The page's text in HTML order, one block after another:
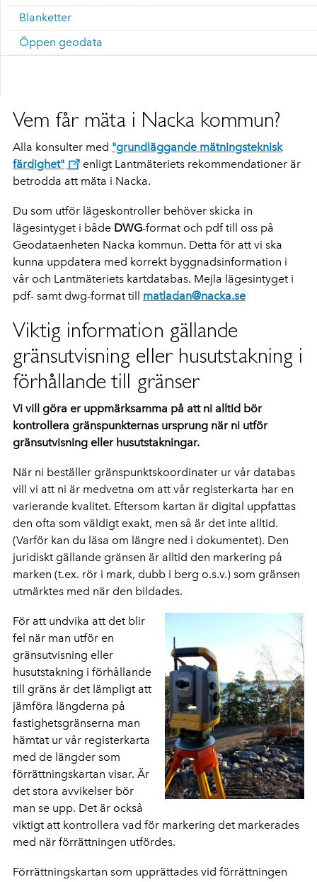
Blanketter
Öppen geodata
Vem får mäta i Nacka kommun?
Alla konsulter med "grundläggande mätningsteknisk
färdighet"
enligt Lantmäteriets rekommendationer är
betrodda att mäta i Nacka.
Du som utför lägeskontroller behöver skicka in
lägesintyget i både DWG-format och pdf till oss på
Geodataenheten Nacka kommun. Detta för att vi ska
kunna uppdatera med korrekt byggnadsinformation i
vår och Lantmäteriets kartdatabas. Mejla lägesintyget i
pdf- samt dwg-format till matladan@nacka.se
Viktig information gällande
gränsutvisning eller husutstakning i
förhållande till gränser
Vi vill göra er uppmärksamma på att ni alltid bör
kontrollera gränspunkternas ursprung när ni utför
gränsutvisning eller husutstakningar.
När ni beställer gränspunktskoordinater ur vår databas
vill vi att ni är medvetna om att vår registerkarta har en
varierande kvalitet. Eftersom kartan är digital uppfattas
den ofta som väldigt exakt, men så är det inte alltid.
(Varför kan du läsa om längre ned i dokumentet). Den
juridiskt gällande gränsen är alltid den markering på
marken (t.ex. rör i mark, dubb i berg o.s.v.) som gränsen
utmärktes med när den bildades.
För att undvika att det blir
fel när man utför en
gränsutvisning eller
husutstakning i förhållande
till gräns är det lämpligt att
jämföra längderna på
fastighetsgränserna man
hämtat ur vår registerkarta
med de längder som
förrättningskartan visar. Är
det stora avvikelser bör
man se upp. Det är också
viktigt att kontrollera vad för markering det markerades
med när förrättningen utfördes.
Förrättningskartan som upprättades vid förrättningen